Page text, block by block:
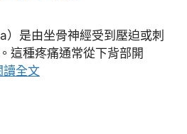
是由坐骨神經受到壓迫或刺
這種疼痛通常從下背部開
讀全文